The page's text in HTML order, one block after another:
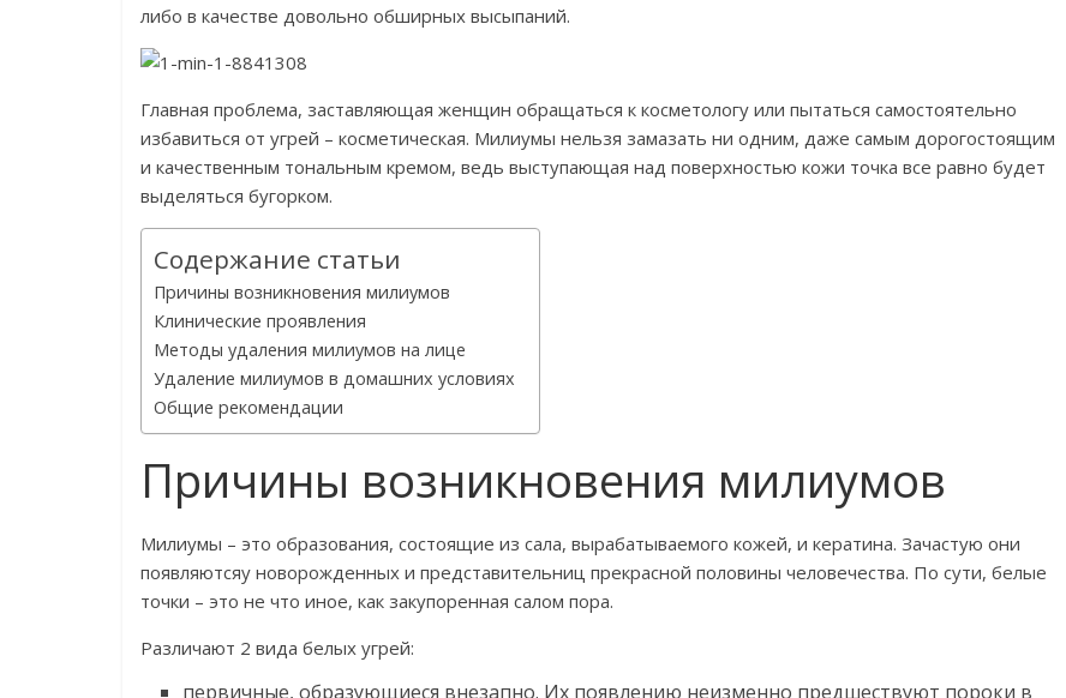
либо в качестве довольно обширных высыпаний.
Главная проблема, заставляющая женщин обращаться к косметологу или пытаться самостоятельно
избавиться от угрей – косметическая. Милиумы нельзя замазать ни одним, даже самым дорогостоящим
и качественным тональным кремом, ведь выступающая над поверхностью кожи точка все равно будет
выделяться бугорком.
Содержание статьи
Причины возникновения милиумов
Клинические проявления
Методы удаления милиумов на лице
Удаление милиумов в домашних условиях
Общие рекомендации
Причины возникновения милиумов
Милиумы – это образования, состоящие из сала, вырабатываемого кожей, и кератина. Зачастую они
появляютсяу новорожденных и представительниц прекрасной половины человечества. По сути, белые
точки – это не что иное, как закупоренная салом пора.
Различают 2 вида белых угрей:
первичные, образующиеся внезапно. Их появлению неизменно предшествуют пороки в